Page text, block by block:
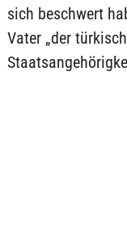
sich beschwert
Vater „der